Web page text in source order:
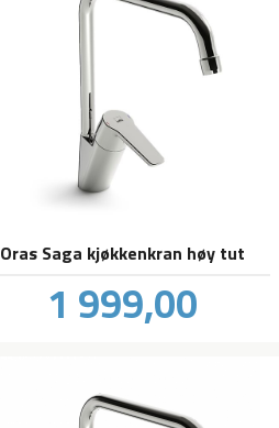
Oras Saga kjøkkenkran høy tut
Pris
1 999,00